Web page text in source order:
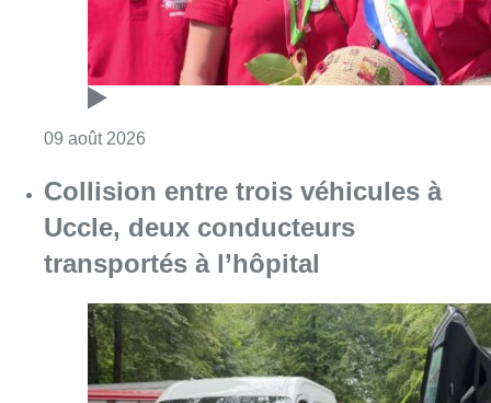
09 août 2026
Collision entre trois véhicules à
Uccle, deux conducteurs
transportés à l’hôpital